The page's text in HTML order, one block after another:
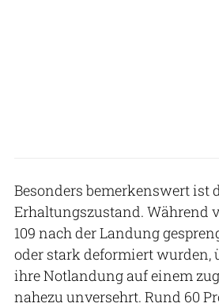
Besonders bemerkenswert ist
Erhaltungszustand. Während
109 nach der Landung
oder stark deformiert wurden,
ihre Notlandung auf einem
nahezu unversehrt. Rund 60